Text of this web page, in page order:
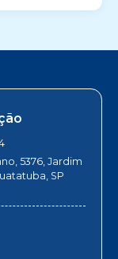
5376, Jardim
SP